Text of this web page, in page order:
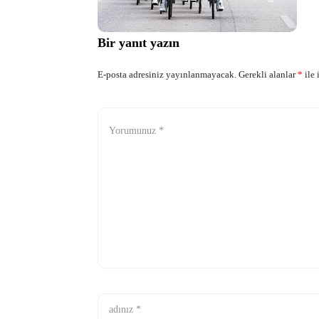
Bir yanıt yazın
E-posta adresiniz yayınlanmayacak. Gerekli alanlar* ile